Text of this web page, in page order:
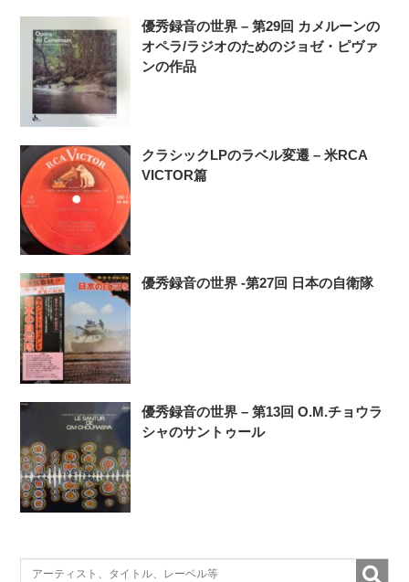
優秀録音の世界 – 第29回 カメルーンの
オペラ/ラジオのためのジョゼ・ピヴァ
ンの作品
クラシックLPのラベル変遷 – 米RCA
VICTOR篇
優秀録音の世界 -第27回 日本の自衛隊
優秀録音の世界 – 第13回 O.M.チョウラ
シャのサントゥール